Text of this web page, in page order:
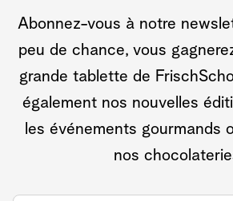
Abonnez-vous à notre
peu de chance, vous
grande tablette de
également nos nouvelles
les événements gourmands
nos